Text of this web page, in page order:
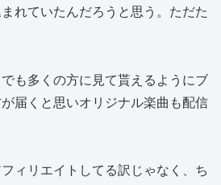
れていたんだろうと思う。ただた
も多くの方に見て貰えるようにブ
届くと思いオリジナル楽曲も配信
ィリエイトしてる訳じゃなく、ち